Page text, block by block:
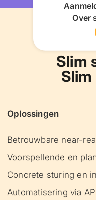
Over
Slim
Slim
Oplossingen
Betrouwbare near-
Voorspellende en
Concrete sturing en
Automatisering via API